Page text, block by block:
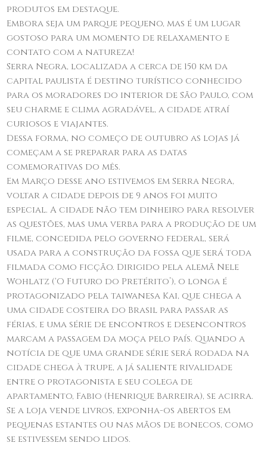
produtos em destaque.
Embora seja um parque pequeno, mas é um lugar
gostoso para um momento de relaxamento e
contato com a natureza!
Serra Negra, localizada a cerca de 150 km da
capital paulista é destino turístico conhecido
para os moradores do interior de São Paulo, com
seu charme e clima agradável, a cidade atraí
curiosos e viajantes.
Dessa forma, no começo de outubro as lojas já
começam a se preparar para as datas
comemorativas do mês.
Em Março desse ano estivemos em Serra Negra,
voltar a cidade depois de 9 anos foi muito
especial. A cidade não tem dinheiro para resolver
as questões, mas uma verba para a produção de um
filme, concedida pelo governo federal, será
usada para a construção da fossa que será toda
filmada como ficção. Dirigido pela alemã Nele
Wohlatz (‘O Futuro do Pretérito’), o longa é
protagonizado pela taiwanesa Kai, que chega a
uma cidade costeira do Brasil para passar as
férias, e uma série de encontros e desencontros
marcam a passagem da moça pelo país. Quando a
notícia de que uma grande série será rodada na
cidade chega à trupe, a já saliente rivalidade
entre o protagonista e seu colega de
apartamento, Fabio (Henrique Barreira), se acirra.
Se a loja vende livros, exponha-os abertos em
pequenas estantes ou nas mãos de bonecos, como
se estivessem sendo lidos.